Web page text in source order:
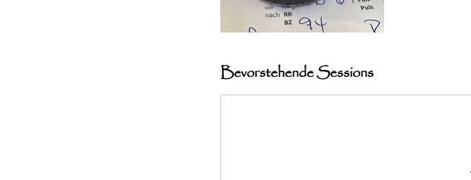
Bevorstehende Sessions